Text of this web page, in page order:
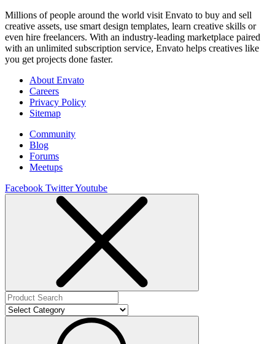
Millions of people around the world visit Envato to buy and sell
creative assets, use smart design templates, learn creative skills or
even hire freelancers. With an industry-leading marketplace paired
with an unlimited subscription service, Envato helps creatives like
you get projects done faster.
About Envato
Careers
Privacy Policy
Sitemap
Community
Blog
Forums
Meetups
Facebook TwitterYoutube